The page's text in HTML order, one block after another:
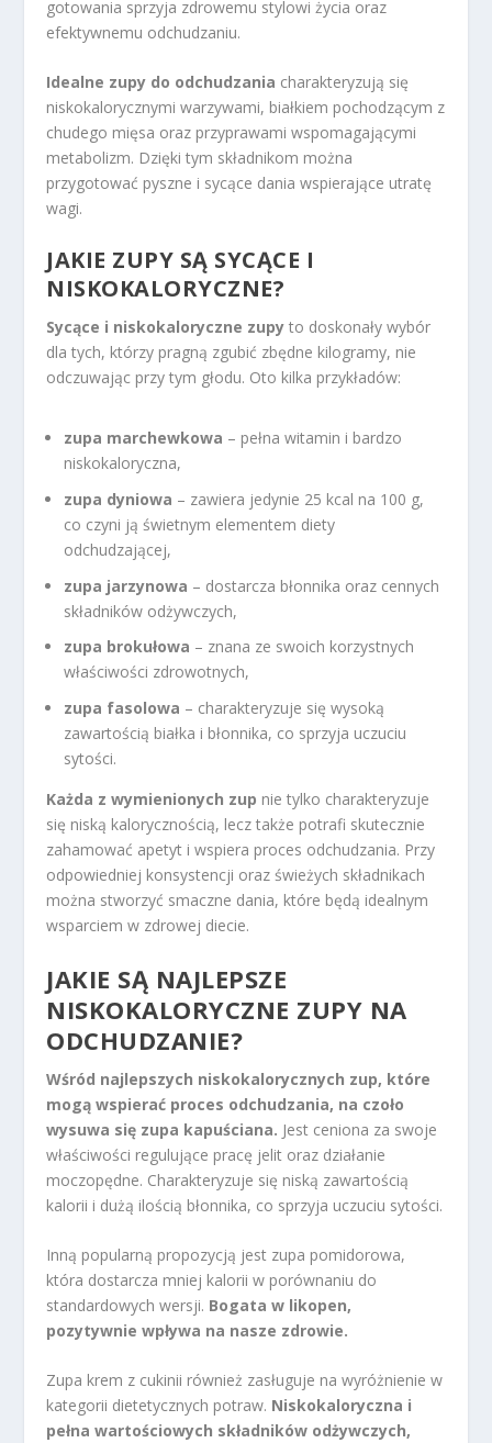
gotowania sprzyja zdrowemu stylowi życia oraz
efektywnemu odchudzaniu.
Idealne zupy do odchudzania charakteryzują się
niskokalorycznymi warzywami, białkiem pochodzącym z
chudego mięsa oraz przyprawami wspomagającymi
metabolizm. Dzięki tym składnikom można
przygotować pyszne i sycące dania wspierające utratę
wagi.
JAKIE ZUPY SĄ SYCĄCE I
NISKOKALORYCZNE?
Sycące i niskokaloryczne zupy to doskonały wybór
dla tych, którzy pragną zgubić zbędne kilogramy, nie
odczuwając przy tym głodu. Oto kilka przykładów:
zupa marchewkowa – pełna witamin i bardzo
niskokaloryczna,
zupa dyniowa – zawiera jedynie 25 kcal na 100 g,
co czyni ją świetnym elementem diety
odchudzającej,
zupa jarzynowa – dostarcza błonnika oraz cennych
składników odżywczych,
zupa brokułowa – znana ze swoich korzystnych
właściwości zdrowotnych,
zupa fasolowa – charakteryzuje się wysoką
zawartością białka i błonnika, co sprzyja uczuciu
sytości.
Każda z wymienionych zup nie tylko charakteryzuje
się niską kalorycznością, lecz także potrafi skutecznie
zahamować apetyt i wspiera proces odchudzania. Przy
odpowiedniej konsystencji oraz świeżych składnikach
można stworzyć smaczne dania, które będą idealnym
wsparciem w zdrowej diecie.
JAKIE SĄ NAJLEPSZE
NISKOKALORYCZNE ZUPY NA
ODCHUDZANIE?
Wśród najlepszych niskokalorycznych zup, które
mogą wspierać proces odchudzania, na czoło
wysuwa się zupa kapuściana. Jest ceniona za swoje
właściwości regulujące pracę jelit oraz działanie
moczopędne. Charakteryzuje się niską zawartością
kalorii i dużą ilością błonnika, co sprzyja uczuciu sytości.
Inną popularną propozycją jest zupa pomidorowa,
która dostarcza mniej kalorii w porównaniu do
standardowych wersji. Bogata w likopen,
pozytywnie wpływa na nasze zdrowie.
Zupa krem z cukinii również zasługuje na wyróżnienie w
kategorii dietetycznych potraw. Niskokaloryczna i
pełna wartościowych składników odżywczych,